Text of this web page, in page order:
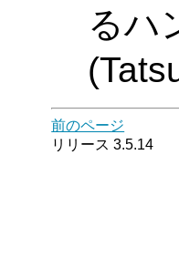
るハ
前のページ
リリース 3.5.14